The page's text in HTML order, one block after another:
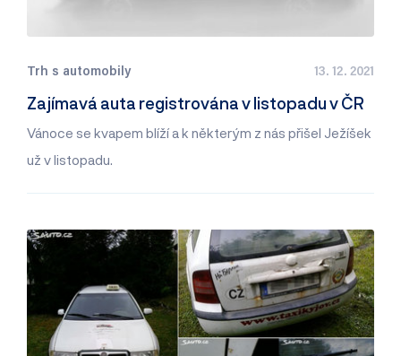
Trh s automobily 13. 12. 2021
Zajímavá auta registrována v listopadu v ČR
Vánoce se kvapem blíží a k některým z nás přišel Ježíšek
už v listopadu.